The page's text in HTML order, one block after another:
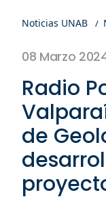
Noticias UNAB
08 Marzo
Radio
de